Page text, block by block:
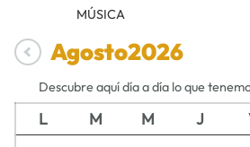
MÚSICA
Agosto2026
Descubre aquí día a día lo que
L M M J